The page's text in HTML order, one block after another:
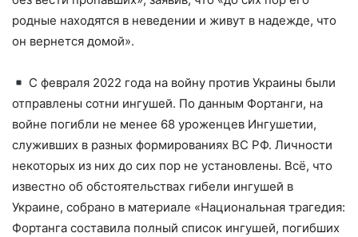
родные находятся в неведении и живут в надежде, что
он вернется домой».
С февраля 2022 года на войну против Украины были
отправлены сотни ингушей. По данным Фортанги, на
войне погибли не менее 68 уроженцев Ингушетии,
служивших в разных формированиях ВС РФ. Личности
некоторых из них до сих пор не установлены. Всё, что
известно об обстоятельствах гибели ингушей в
Украине, собрано в материале «Национальная трагедия:
Фортанга составила полный список ингушей, погибших